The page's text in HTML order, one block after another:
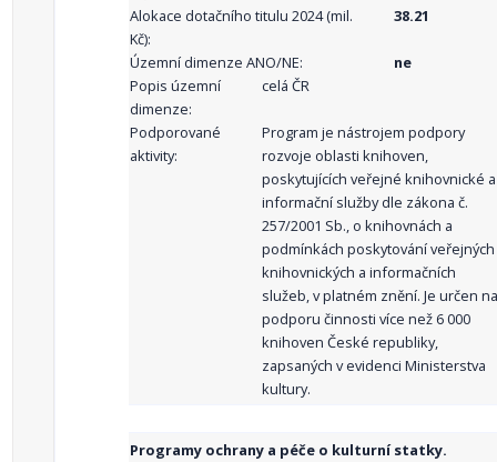
Alokace dotačního titulu 2024 (mil.
Kč):
38.21
Územní dimenze ANO/NE:
ne
Popis územní
dimenze:
celá ČR
Podporované
aktivity:
Program je nástrojem podpory
rozvoje oblasti knihoven,
poskytujících veřejné knihovnické a
informační služby dle zákona č.
257/2001 Sb., o knihovnách a
podmínkách poskytování veřejných
knihovnických a informačních
služeb, v platném znění. Je určen na
podporu činnosti více než 6 000
knihoven České republiky,
zapsaných v evidenci Ministerstva
kultury.
Programy ochrany a péče o kulturní statky.